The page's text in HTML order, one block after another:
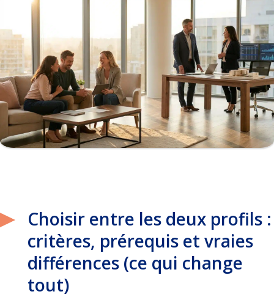
Choisir entre les deux profils :
critères, prérequis et vraies
différences (ce qui change
tout)